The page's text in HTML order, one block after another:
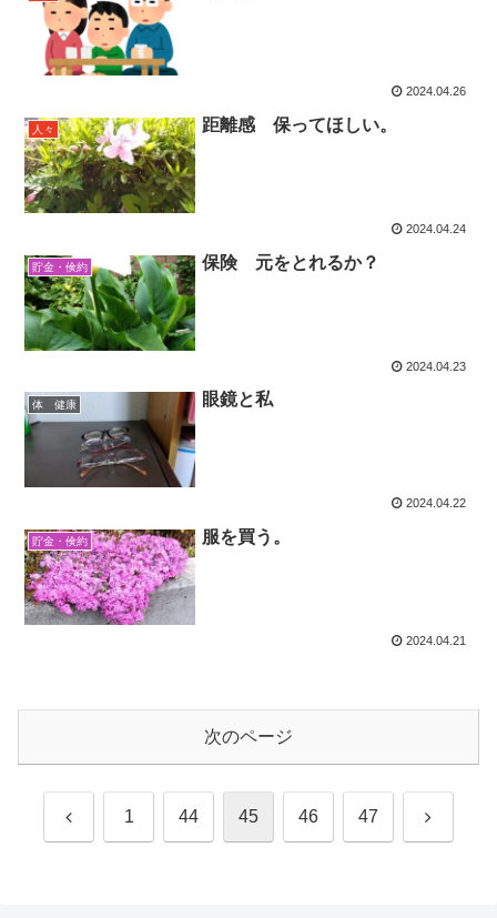
2024.04.26
人々 距離感 保ってほしい。
2024.04.24
貯金・倹約 保険 元をとれるか？
2024.04.23
体 健康 眼鏡と私
2024.04.22
貯金・倹約 服を買う。
2024.04.21
次のページ
前 1 44 45 46 47 次